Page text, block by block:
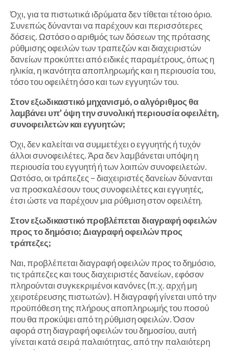
Όχι, για τα πιστωτικά ιδρύματα δεν τίθεται τέτοιο όριο.
Συνεπώς δύνανται να παρέχουν και περισσότερες
δόσεις. Ωστόσο ο αριθμός των δόσεων της πρότασης
ρύθμισης οφειλών των τραπεζών και διαχειριστών
δανείων προκύπτει από ειδικές παραμέτρους, όπως η
ηλικία, η ικανότητα αποπληρωμής και η περιουσία του,
τόσο του οφειλέτη όσο και των εγγυητών του.
Στον εξωδικαστικό μηχανισμό, ο αλγόριθμος θα
λαμβάνει υπ’ όψη την συνολική περιουσία οφειλέτη,
συνοφειλετών και εγγυητών;
Όχι, δεν καλείται να συμμετέχει ο εγγυητής ή τυχόν
άλλοι συνοφειλέτες. Άρα δεν λαμβάνεται υπόψη η
περιουσία του εγγυητή ή των λοιπών συνοφειλετών.
Ωστόσο, οι τράπεζες – διαχειριστές δανείων δύνανται
να προσκαλέσουν τους συνοφειλέτες και εγγυητές,
έτσι ώστε να παρέχουν μια ρύθμιση στον οφειλέτη.
Στον εξωδικαστικό προβλέπεται διαγραφή οφειλών
προς το δημόσιο; Διαγραφή οφειλών προς
τράπεζες;
Ναι, προβλέπεται διαγραφή οφειλών προς το δημόσιο,
τις τράπεζες και τους διαχειριστές δανείων, εφόσον
πληρούνται συγκεκριμένοι κανόνες (π.χ. αρχή μη
χειροτέρευσης πιστωτών). Η διαγραφή γίνεται υπό την
προϋπόθεση της πλήρους αποπληρωμής του ποσού
που θα προκύψει από τη ρύθμιση οφειλών. Όσον
αφορά στη διαγραφή οφειλών του δημοσίου, αυτή
γίνεται κατά σειρά παλαιότητας, από την παλαιότερη